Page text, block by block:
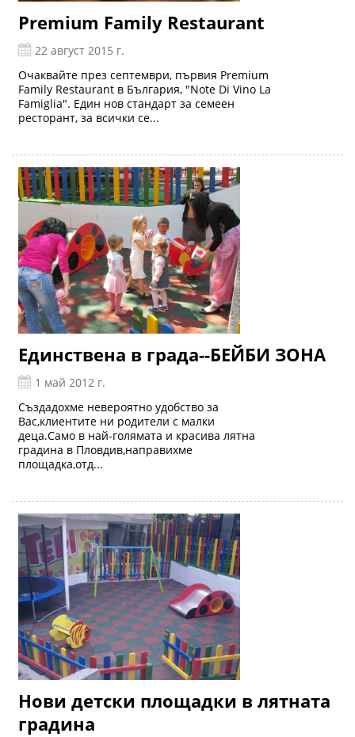
Premium Family Restaurant
22 август 2015 г.
Очаквайте през септември, първия Premium
Family Restaurant в България, "Note Di Vino La
Famiglia". Един нов стандарт за семеен
ресторант, за всички се...
Единствена в града--БЕЙБИ ЗОНА
1 май 2012 г.
Създадохме невероятно удобство за
Вас,клиентите ни родители с малки
деца.Само в най-голямата и красива лятна
градина в Пловдив,направихме
площадка,отд...
Нови детски площадки в лятната
градина